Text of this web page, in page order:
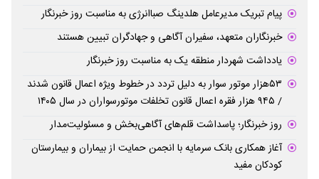
پیام تبریک مدیرعامل هلدینگ صباانرژی به مناسبت روز خبرنگار
خبرنگاران متعهد، سفیران آگاهی و جهادگران تبیین هستند
یادداشت شهردار منطقه یک به مناسبت روز خبرنگار
۵۳هزار موتور سوار به دلیل تردد در خطوط ویژه اعمال قانون شدند
/ ۹۴۵ هزار فقره اعمال قانون تخلفات موتورسواران در سال ۱۴۰۵
روز خبرنگار؛ پاسداشت قلم‌های آگاهی‌بخش و مسئولیت‌مدار
آغاز همکاری بانک سرمایه با انجمن حمایت از بیماران و بیمارستان
کودکان مفید